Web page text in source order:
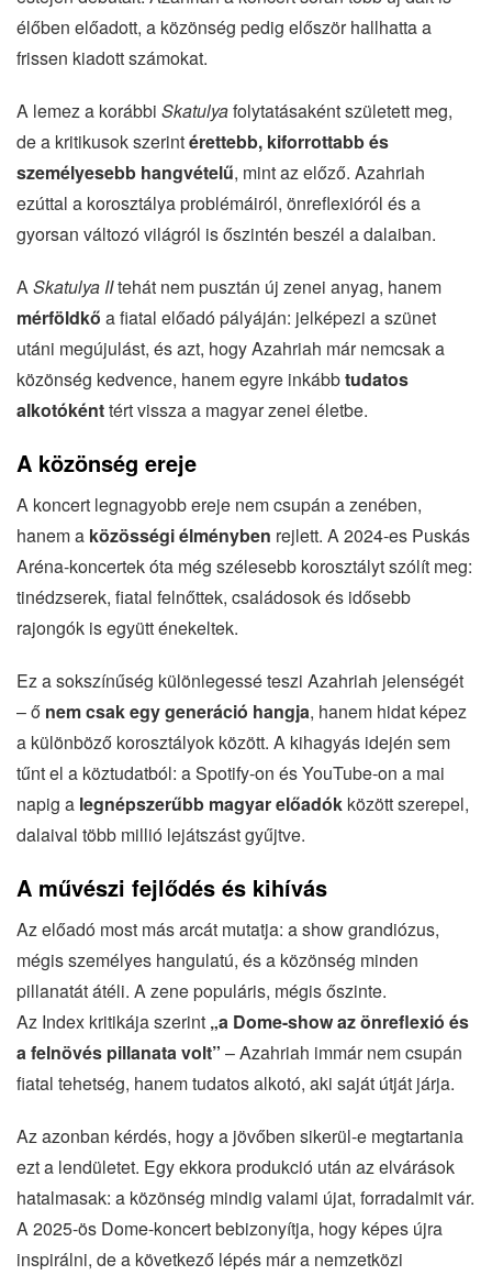
élőben előadott, a közönség pedig először hallhatta a
frissen kiadott számokat.
A lemez a korábbi Skatulyafolytatásaként született meg,
de a kritikusok szerintérettebb, kiforrottabb és
személyesebb hangvételű, mint az előző. Azahriah
ezúttal a korosztálya problémáiról, önreflexióról és a
gyorsan változó világról is őszintén beszél a dalaiban.
ASkatulya IItehát nem pusztán új zenei anyag, hanem
mérföldkő a fiatal előadó pályáján: jelképezi a szünet
utáni megújulást, és azt, hogy Azahriah már nemcsak a
közönség kedvence, hanem egyre inkábbtudatos
alkotókénttért vissza a magyar zenei életbe.
A közönség ereje
A koncert legnagyobb ereje nem csupán a zenében,
hanem a közösségi élményben rejlett. A 2024-es Puskás
Aréna-koncertek óta még szélesebb korosztályt szólít meg:
tinédzserek, fiatal felnőttek, családosok és idősebb
rajongók is együtt énekeltek.
Ez a sokszínűség különlegessé teszi Azahriah jelenségét
– ő nem csak egy generáció hangja, hanem hidat képez
a különböző korosztályok között. A kihagyás idején sem
tűnt el a köztudatból: a Spotify-on és YouTube-on a mai
napig a legnépszerűbb magyar előadók között szerepel,
dalaival több millió lejátszást gyűjtve.
A művészi fejlődés és kihívás
Az előadó most más arcát mutatja: a show grandiózus,
mégis személyes hangulatú, és a közönség minden
pillanatát átéli. A zene populáris, mégis őszinte.
Az Index kritikája szerint „a Dome-show az önreflexió és
a felnövés pillanata volt” – Azahriah immár nem csupán
fiatal tehetség, hanem tudatos alkotó, aki saját útját járja.
Az azonban kérdés, hogy a jövőben sikerül-e megtartania
ezt a lendületet. Egy ekkora produkció után az elvárások
hatalmasak: a közönség mindig valami újat, forradalmit vár.
A 2025-ös Dome-koncert bebizonyítja, hogy képes újra
inspirálni, de a következő lépés már a nemzetközi